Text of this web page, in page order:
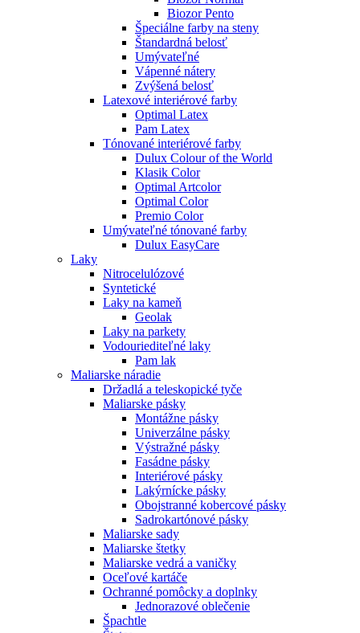
Biozor Pento
Špeciálne farby na steny
Štandardná belosť
Umývateľné
Vápenné nátery
Zvýšená belosť
Latexové interiérové farby
Optimal Latex
Pam Latex
Tónované interiérové farby
Dulux Colour of the World
Klasik Color
Optimal Artcolor
Optimal Color
Premio Color
Umývateľné tónované farby
Dulux EasyCare
Laky
Nitrocelulózové
Syntetické
Laky na kameň
Geolak
Laky na parkety
Vodouriediteľné laky
Pam lak
Maliarske náradie
Držadlá a teleskopické tyče
Maliarske pásky
Montážne pásky
Univerzálne pásky
Výstražné pásky
Fasádne pásky
Interiérové pásky
Lakýrnícke pásky
Obojstranné kobercové pásky
Sadrokartónové pásky
Maliarske sady
Maliarske štetky
Maliarske vedrá a vaničky
Oceľové kartáče
Ochranné pomôcky a doplnky
Jednorazové oblečenie
Špachtle